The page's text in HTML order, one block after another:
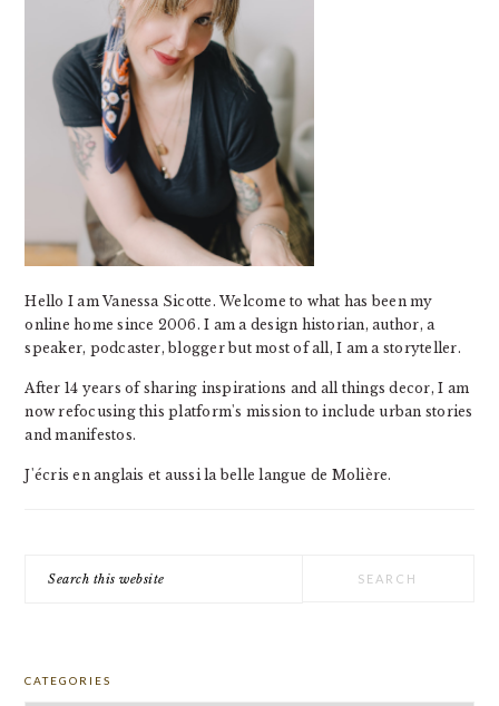
Hello I am Vanessa Sicotte. Welcome to what has been my
online home since 2006. I am a design historian, author, a
speaker, podcaster, blogger but most of all, I am a storyteller.
After 14 years of sharing inspirations and all things decor, I am
now refocusing this platform's mission to include urban stories
and manifestos.
J'écris en anglais et aussi la belle langue de Molière.
this
CATEGORIES